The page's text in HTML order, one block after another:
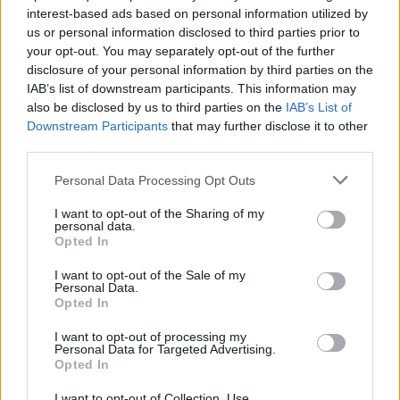
interest-based ads based on personal information utilized by
us or personal information disclosed to third parties prior to
your opt-out. You may separately opt-out of the further
disclosure of your personal information by third parties on the
IAB’s list of downstream participants. This information may
also be disclosed by us to third parties on the IAB’s List of
Downstream Participants that may further disclose it to other
Personal Data Processing Opt Outs
I want to opt-out of the Sharing of my
personal data.
Opted In
I want to opt-out of the Sale of my
Personal Data.
Opted In
I want to opt-out of processing my
Personal Data for Targeted Advertising.
Opted In
Miri rrëfen si ka ndryshuar
jeta e familjes së tij pas
daljes nga Big Brother
Katër pistoleta Glock u
gjetën në automjet, i
arrestuari në Sarandë: Më
thanë se ishin lodra
Shkodër, ndërron jetë në
spital 49-vjeçarja,
dyshime për konsumimin
e një sasie të madhe
ilaçesh
gradë, qytetarët e
Elbasanit kërkojnë freski